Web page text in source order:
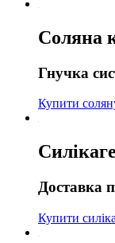
Соляна
Гнучка
Купити
Доставка
Купити